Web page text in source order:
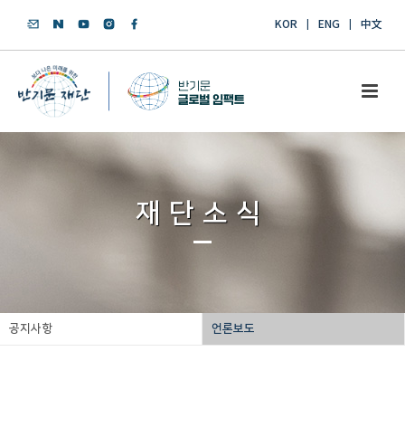
KOR ENG 中文
재단소식
공지사항 언론보도